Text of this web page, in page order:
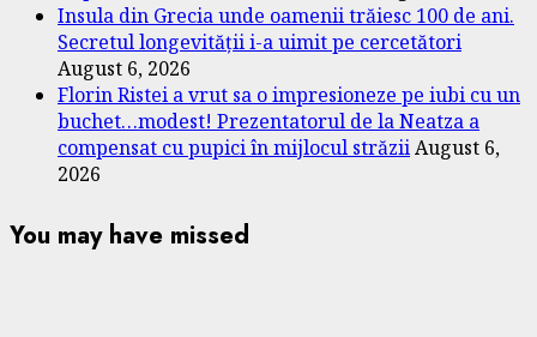
Insula din Grecia unde oamenii trăiesc 100 de ani.
Secretul longevității i-a uimit pe cercetători
August 6, 2026
Florin Ristei a vrut sa o impresioneze pe iubi cu un
buchet…modest! Prezentatorul de la Neatza a
compensat cu pupici în mijlocul străziiAugust 6,
2026
You may have missed